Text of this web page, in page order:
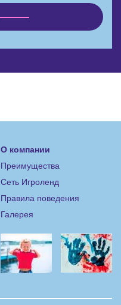
О компании
Преимущества
Сеть Игроленд
Правила поведения
Галерея